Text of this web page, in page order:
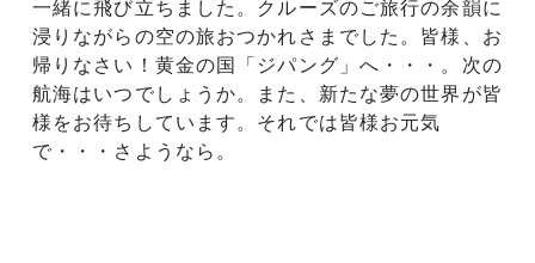
一緒に飛び立ちました。クルーズのご旅行の余韻に
浸りながらの空の旅おつかれさまでした。皆様、お
帰りなさい！黄金の国「ジパング」へ・・・。次の
航海はいつでしょうか。また、新たな夢の世界が皆
様をお待ちしています。それでは皆様お元気
で・・・さようなら。